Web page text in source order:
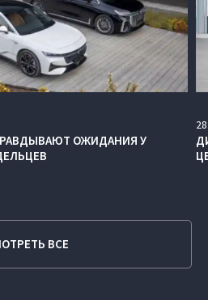
ОЖИДАНИЯ У
28
ВСЕ